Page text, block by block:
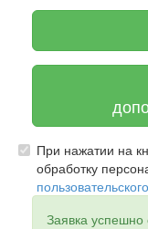
При нажатии на
обработку
Заявка успешно